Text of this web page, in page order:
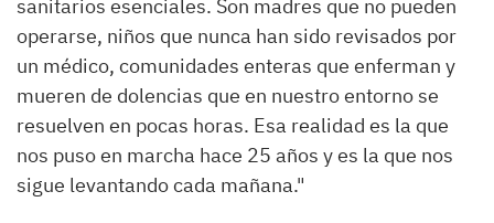
sanitarios esenciales. Son madres que no pueden
operarse, niños que nunca han sido revisados por
un médico, comunidades enteras que enferman y
mueren de dolencias que en nuestro entorno se
resuelven en pocas horas. Esa realidad es la que
nos puso en marcha hace 25 años y es la que nos
sigue levantando cada mañana."